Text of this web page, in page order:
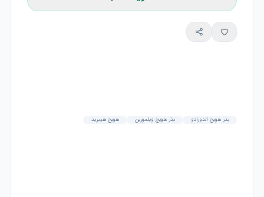
بذر هویج الدورادو بذر هویج ویلمورین هویج هیبرید